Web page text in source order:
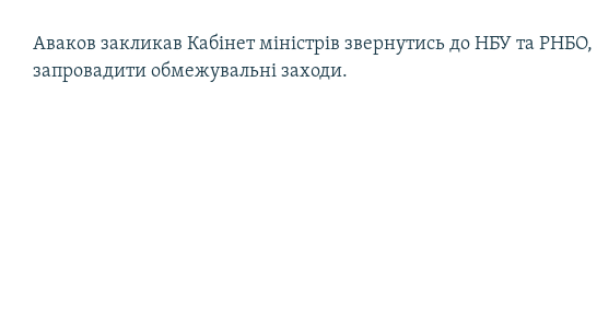
Аваков закликав Кабінет міністрів звернутись до НБУ та
запровадити обмежувальні заходи.